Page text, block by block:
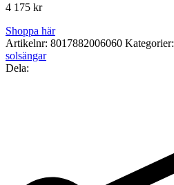
4 175 kr
Shoppa här
Artikelnr: 8017882006060 Kategorier:
solsängar
Dela: